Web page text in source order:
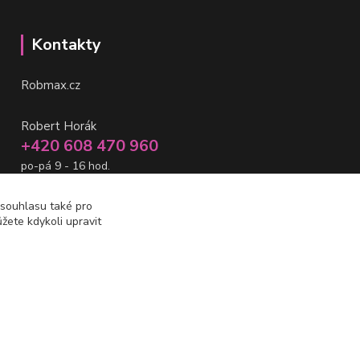
Kontakty
Robmax.cz
Robert Horák
+420 608 470 960
po-pá 9 - 16 hod.
info@robmax.cz
také pro
kdykoli upravit